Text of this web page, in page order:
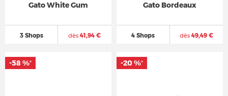
Gato White Gum
3 Shops dès 41,94 €
Gato Bordeaux
4 Shops dès49,49 €
-58 %* -20 %*